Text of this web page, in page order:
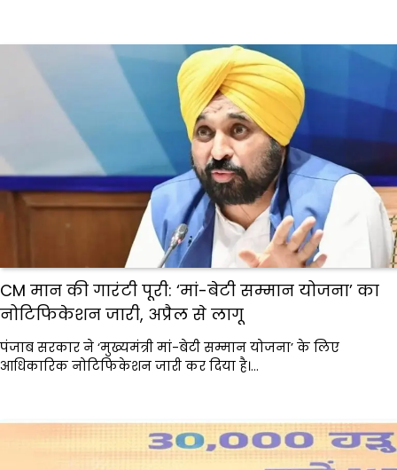
CM मान की गारंटी पूरी: ‘मां-बेटी सम्मान योजना’ का
नोटिफिकेशन जारी, अप्रैल से लागू
पंजाब सरकार ने ‘मुख्यमंत्री मां-बेटी सम्मान योजना’ के लिए
आधिकारिक नोटिफिकेशन जारी कर दिया है।…